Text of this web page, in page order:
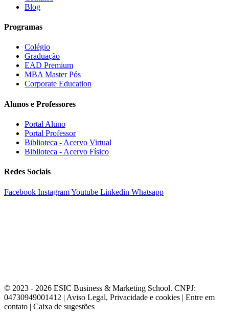
Blog
Programas
Colégio
Graduação
EAD Premium
MBA Master Pós
Corporate Education
Alunos e Professores
Portal Aluno
Portal Professor
Biblioteca - Acervo Virtual
Biblioteca - Acervo Físico
Redes Sociais
Facebook InstagramYoutube Linkedin Whatsapp
© 2023 - 2026 ESIC Business & Marketing School. CNPJ:
04730949001412 | Aviso Legal, Privacidade e cookies | Entre em
contato | Caixa de sugestões